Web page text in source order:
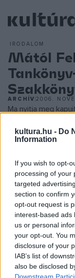
kultura.hu - Do
Information
If you wish to opt-
processing of your
targeted
section to confirm
opt-out request is
interest-based ads
us or personal
your opt-out. You
disclosure of your
IAB’s list of
also be disclosed
IRODALOM
Mától
ARCHÍV2006.
Ma nyitja meg
2006. évi
Budapesti
Könyvkiadók és
elnöke.
A konferencia
felsőoktatási és
Balázs, az
Igazgatóságának
Farkas Hallgatói
dr.Máder Béla, a